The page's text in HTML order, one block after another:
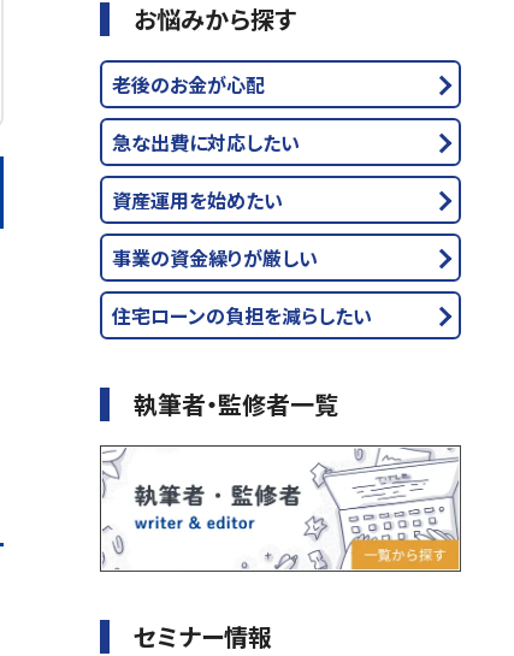
お悩みから探す
老後のお金が心配
急な出費に対応したい
資産運用を始めたい
事業の資金繰りが厳しい
住宅ローンの負担を減らしたい
執筆者・監修者一覧
セミナー情報